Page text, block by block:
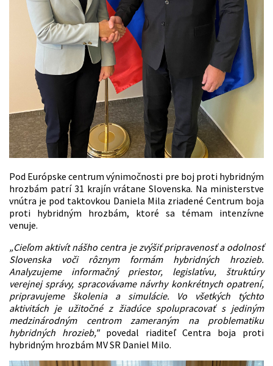
Pod Európske centrum výnimočnosti pre boj proti hybridným
hrozbám patrí 31 krajín vrátane Slovenska. Na ministerstve
vnútra je pod taktovkou Daniela Mila zriadené Centrum boja
proti hybridným hrozbám, ktoré sa témam intenzívne
venuje.
„Cieľom aktivít nášho centra je zvýšiť pripravenosť a odolnosť
Slovenska voči rôznym formám hybridných hrozieb.
Analyzujeme informačný priestor, legislatívu, štruktúry
verejnej správy, spracovávame návrhy konkrétnych opatrení,
pripravujeme školenia a simulácie. Vo všetkých týchto
aktivitách je užitočné z žiadúce spolupracovať s jediným
medzinárodným centrom zameraným na problematiku
hybridných hrozieb,"povedal riaditeľ Centra boja proti
hybridným hrozbám MV SR Daniel Milo.